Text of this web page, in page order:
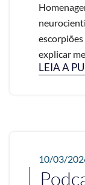
escorpiões
explicar
LEIA A
10/03/